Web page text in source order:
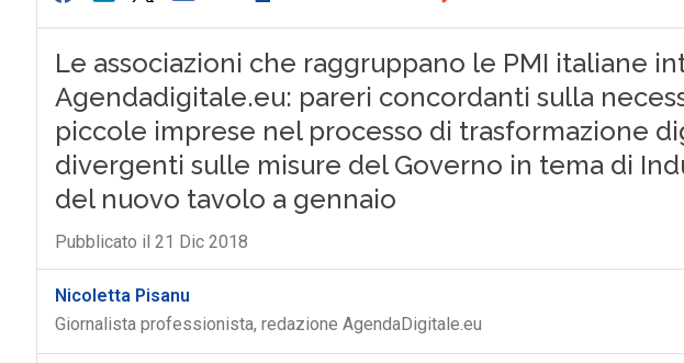
Le associazioni che raggruppano le PMI italiane
Agendadigitale.eu: pareri concordanti sulla
piccole imprese nel processo di trasformazione
divergenti sulle misure del Governo in tema di
del nuovo tavolo a gennaio
Pubblicato il 21 Dic 2018
Nicoletta Pisanu
Giornalista professionista, redazione AgendaDigitale.eu